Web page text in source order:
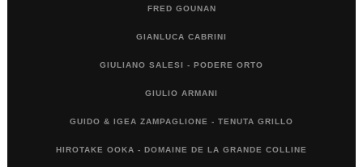
FRED GOUNAN
GIANLUCA CABRINI
GIULIANO SALESI - PODERE ORTO
GIULIO ARMANI
GUIDO & IGEA ZAMPAGLIONE - TENUTA GRILLO
HIROTAKE OOKA - DOMAINE DE LA GRANDE COLLINE